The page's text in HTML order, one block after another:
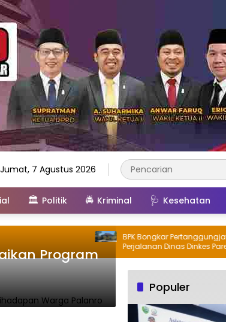
Jumat, 7 Agustus 2026
🏛️ Politik 🚔 Kriminal 🩺 Kesehatan
BPK Bongkar
Perjalanan Dinas Dinkes
Juta Tanpa Bukti Pengeluaran Riil
Program
Populer